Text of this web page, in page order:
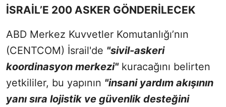
İSRAİL’E 200 ASKER GÖNDERİLECEK
ABD Merkez Kuvvetler Komutanlığı’nın
(CENTCOM) İsrail'de "sivil-askeri
koordinasyon merkezi"kuracağını belirten
yetkililer, bu yapının "insani yardım akışının
yanı sıra lojistik ve güvenlik desteğini